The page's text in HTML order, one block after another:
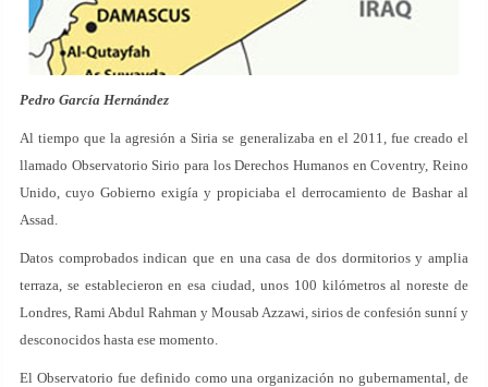
Pedro García Hernández
Al tiempo que la agresión a Siria se generalizaba en el 2011, fue creado el
llamado Observatorio Sirio para los Derechos Humanos en Coventry, Reino
Unido, cuyo Gobierno exigía y propiciaba el derrocamiento de Bashar al
Assad.
Datos comprobados indican que en una casa de dos dormitorios y amplia
terraza, se establecieron en esa ciudad, unos 100 kilómetros al noreste de
Londres, Rami Abdul Rahman y Mousab Azzawi, sirios de confesión sunní y
desconocidos hasta ese momento.
El Observatorio fue definido como una organización no gubernamental, de